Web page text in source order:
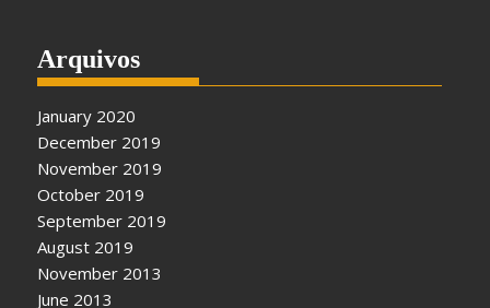
Arquivos
January 2020
December 2019
November 2019
October 2019
September 2019
August 2019
November 2013
June 2013